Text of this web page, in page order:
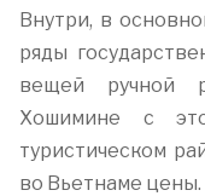
Внутри, в
ряды
вещей ручной
Хошимине с
туристическом
во Вьетнаме цены.